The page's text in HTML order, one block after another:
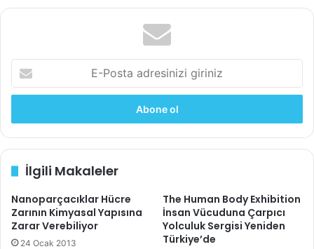
Science Advancesdergisinde yayınlandı. Doç.
Dr. Hasan Erbil Abacı ve ekibini çalışmasından dolayı
kutlarız.
Kaynaklar:Columbia University Irving Medical Center,
E-
Posta
adresinizi
İlgili Makaleler
Nanoparçacıklar Hücre
Zarının Kimyasal Yapısına
Zarar Verebiliyor
24 Ocak 2013
The Human Body Exhibition
İnsan Vücuduna Çarpıcı
Yolculuk Sergisi Yeniden
Türkiye’de